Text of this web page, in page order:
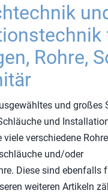
Rohre,
und großes
und
viele verschiedene
und/oder
Diese sind ebenfalls
weiteren Artikeln